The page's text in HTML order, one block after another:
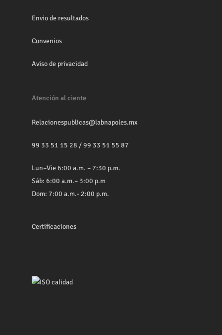
Envio de resultados
Convenios
Aviso de privacidad
Atención al ciente
Relacionespublicas@labnapoles.mx
99 33 51 15 28 /99 33 51 55 87
Lun–Vie 6:00 a.m. – 7:30 p.m.
Sáb: 6:00 a.m.– 3:00 p.m
Dom: 7:00 a.m.- 2:00 p.m.
Certificaciones